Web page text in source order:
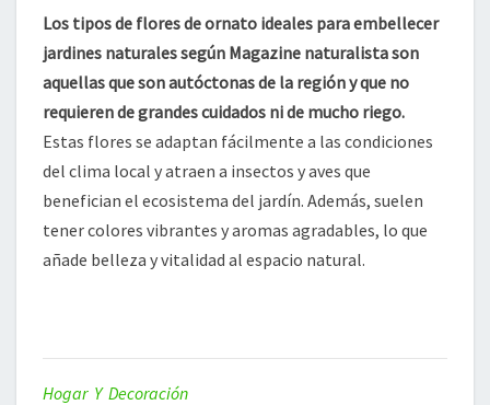
Los tipos de flores de ornato ideales para embellecer
jardines naturales según Magazine naturalista son
aquellas que son autóctonas de la región y que no
requieren de grandes cuidados ni de mucho riego.
Estas flores se adaptan fácilmente a las condiciones
del clima local y atraen a insectos y aves que
benefician el ecosistema del jardín. Además, suelen
tener colores vibrantes y aromas agradables, lo que
añade belleza y vitalidad al espacio natural.
Hogar Y Decoración